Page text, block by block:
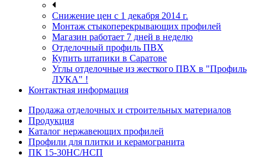
Снижение цен с 1 декабря 2014 г.
Монтаж стыкоперекрывающих профилей
Магазин работает 7 дней в неделю
Отделочный профиль ПВХ
Купить штапики в Саратове
Углы отделочные из жесткого ПВХ в "Профиль
ЛУКА" !
Контактная информация
Продажа отделочных и строительных материалов
Продукция
Каталог нержавеющих профилей
Профили для плитки и керамогранита
ПК 15-30НС/НСП